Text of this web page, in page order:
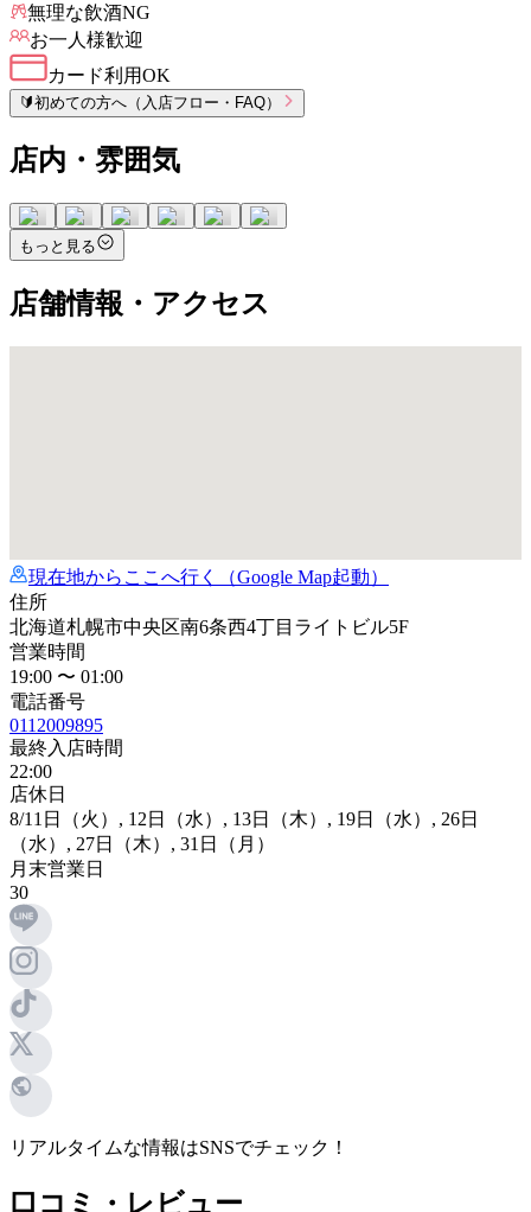
無理な飲酒NG
お一人様歓迎
カード利用OK
🔰初めての方へ（入店フロー・FAQ）
店内・雰囲気
もっと見る
店舗情報・アクセス
現在地からここへ行く（Google Map起動）
住所
北海道札幌市中央区南6条西4丁目ライトビル5F
営業時間
19:00 〜 01:00
電話番号
0112009895
最終入店時間
22:00
店休日
8/11日 （火）, 12日 （水）, 13日 （木）, 19日 （水）, 26日
（水）, 27日 （木）, 31日
（月）
月末営業日
30
リアルタイムな情報はSNSでチェック！
口コミ・レビュー